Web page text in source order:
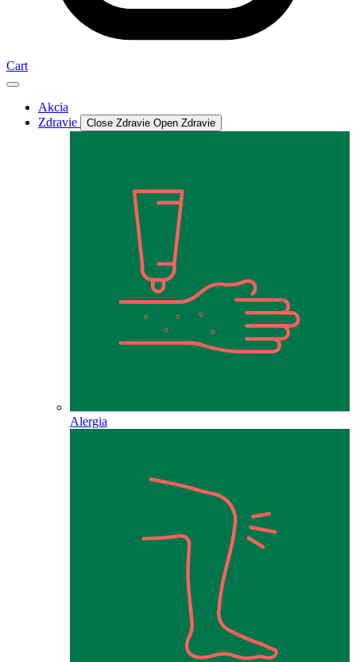
Cart
Akcia
Zdravie
Close Zdravie Open Zdravie
Alergia